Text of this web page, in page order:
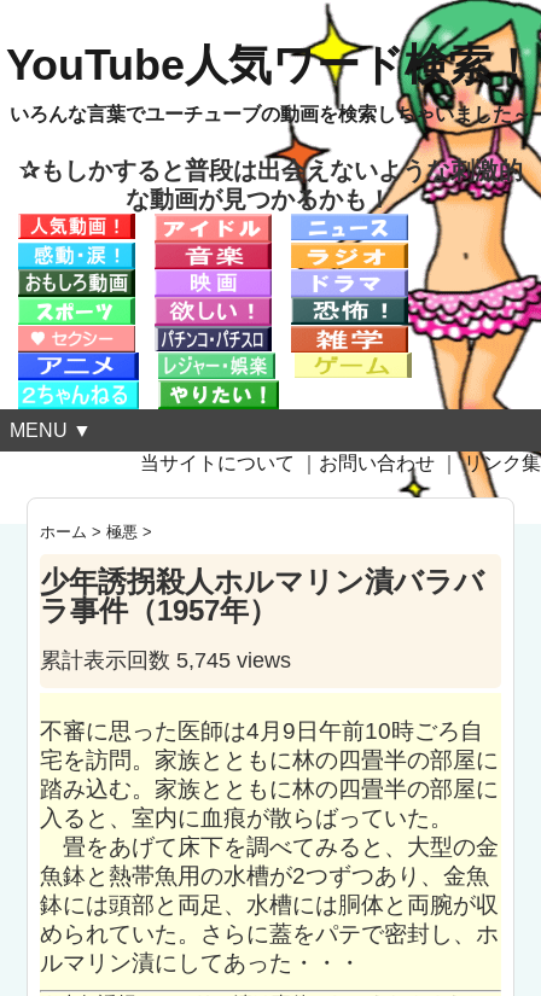
YouTube人気ワード検索！
いろんな言葉でユーチューブの動画を検索しちゃいました～
✰もしかすると普段は出会えないような刺激的
な動画が見つかるかも！
MENU ▼
当サイトについて
お問い合わせ ｜リンク集
ホーム >極悪 >
少年誘拐殺人ホルマリン漬バラバ
ラ事件（1957年）
累計表示回数 5,745 views
不審に思った医師は4月9日午前10時ごろ自
宅を訪問。家族とともに林の四畳半の部屋に
踏み込む。家族とともに林の四畳半の部屋に
入ると、室内に血痕が散らばっていた。
畳をあげて床下を調べてみると、大型の金
魚鉢と熱帯魚用の水槽が2つずつあり、金魚
鉢には頭部と両足、水槽には胴体と両腕が収
められていた。さらに蓋をパテで密封し、ホ
ルマリン漬にしてあった・・・